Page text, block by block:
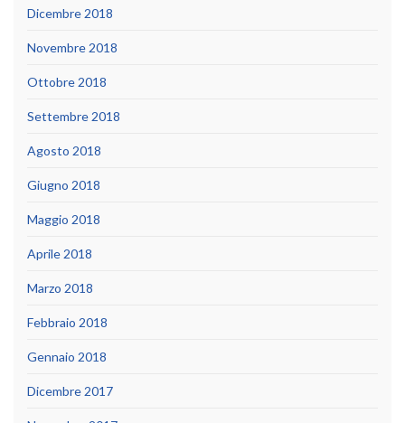
Dicembre 2018
Novembre 2018
Ottobre 2018
Settembre 2018
Agosto 2018
Giugno 2018
Maggio 2018
Aprile 2018
Marzo 2018
Febbraio 2018
Gennaio 2018
Dicembre 2017